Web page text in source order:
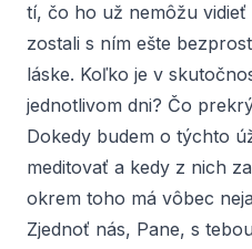
tí, čo ho už nemôžu
zostali s ním ešte
láske. Koľko je v
jednotlivom dni? Čo
Dokedy budem o týchto
meditovať a kedy z nich
okrem toho má vôbec
Zjednoť nás, Pane, s